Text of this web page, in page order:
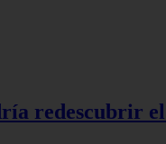
redescubrir